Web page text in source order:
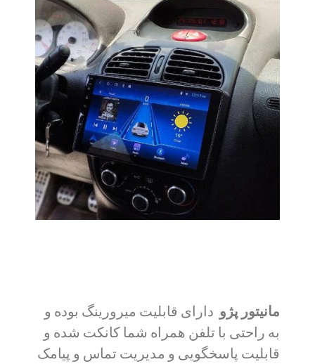
مانیتور پژو دارای قابلیت میرورینگ بوده و
به راحتی با تلفن همراه شما کانکت شده و
قابلیت پاسخگویی و مدیریت تماس و پیامک